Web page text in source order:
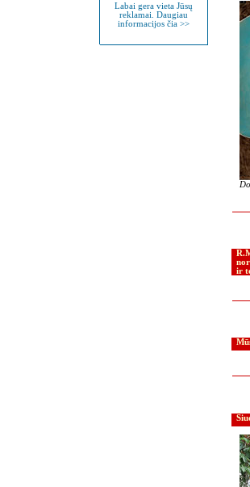
Labai gera vieta Jūsų
reklamai. Daugiau
informacijos čia >>
ir